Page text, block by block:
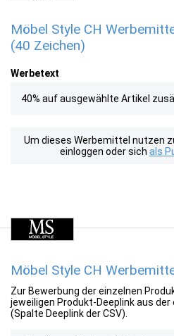
Möbel Style CH
(40 Zeichen)
Werbetext
40% auf ausgewählte Artikel
Um dieses Werbemittel nutzen
einloggen oder sich als
Möbel Style CH
Zur Bewerbung der einzelnen
jeweiligen Produkt-Deeplink aus
(Spalte Deeplink der CSV).